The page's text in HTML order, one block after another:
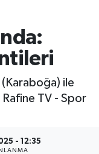
ile
Rafine TV - Spor
- 12:35